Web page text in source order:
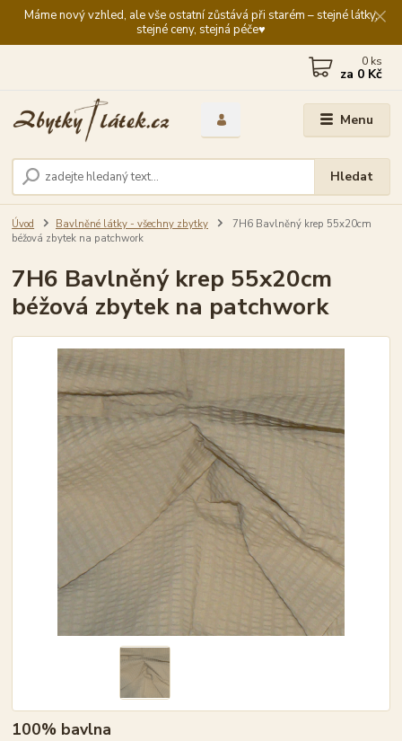
Máme nový vzhled, ale vše ostatní zůstává při starém – stejné látky,
stejné ceny, stejná péče♥️
Menu
Hledat
0 ks
za 0 Kč
Úvod Bavlněné látky - všechny zbytky
7H6 Bavlněný krep 55x20cm
béžová zbytek na patchwork
7H6 Bavlněný krep 55x20cm
béžová zbytek na patchwork
100% bavlna